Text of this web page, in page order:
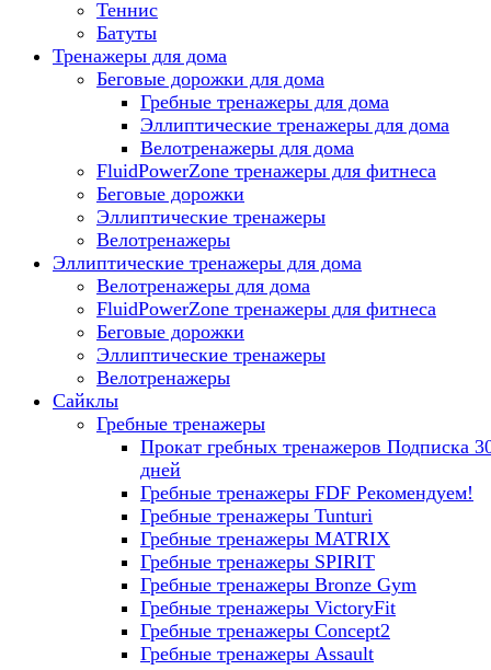
Теннис
Батуты
Тренажеры для дома
Беговые дорожки для дома
Гребные тренажеры для дома
Эллиптические тренажеры для дома
Велотренажеры для дома
FluidPowerZone тренажеры для фитнеса
Беговые дорожки
Эллиптические тренажеры
Велотренажеры
Эллиптические тренажеры для дома
Велотренажеры для дома
FluidPowerZone тренажеры для фитнеса
Беговые дорожки
Эллиптические тренажеры
Велотренажеры
Сайклы
Гребные тренажеры
Прокат гребных тренажеров Подписка
дней
Гребные тренажеры FDF Рекомендуем!
Гребные тренажеры Tunturi
Гребные тренажеры MATRIX
Гребные тренажеры SPIRIT
Гребные тренажеры Bronze Gym
Гребные тренажеры VictoryFit
Гребные тренажеры Concept2
Гребные тренажеры Assault